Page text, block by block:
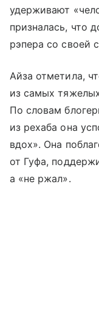
удерживают
призналась, что
рэпера со своей
Айза отметила,
из самых
По словам
из рехаба она
вдох». Она
от Гуфа,
а «не ржал».